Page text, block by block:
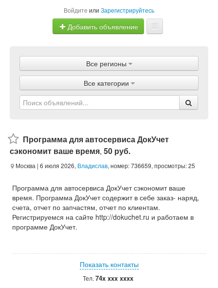
Войдите или Зарегистрируйтесь
Добавить объявление
Объявления
Магазины
Услуги
Все регионы
Все категории
Программа для автосервиса ДокУчет
сэкономит ваше время, 50 руб.
Москва | 6 июля 2026, Владислав, номер: 736659, просмотры: 25
Программа для автосервиса ДокУчет сэкономит ваше
время. Программа ДокУчет содержит в себе заказ- наряд,
счета, отчет по запчастям, отчет по клиентам.
Регистрируемся на сайте http://dokuchet.ru и работаем в
программе ДокУчет.
Показать контакты
Тел. 74x xxx xxxx